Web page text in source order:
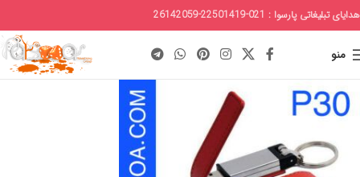
هدایای تبلیغاتی پارسوا : 021-22501419-26142059
منو